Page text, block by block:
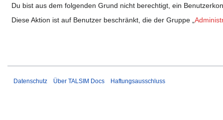
Du bist aus dem folgenden Grund nicht berechtigt, ein
Diese Aktion ist auf Benutzer beschränkt, die der Gruppe „
Datenschutz Über TALSIM Docs Haftungsausschluss